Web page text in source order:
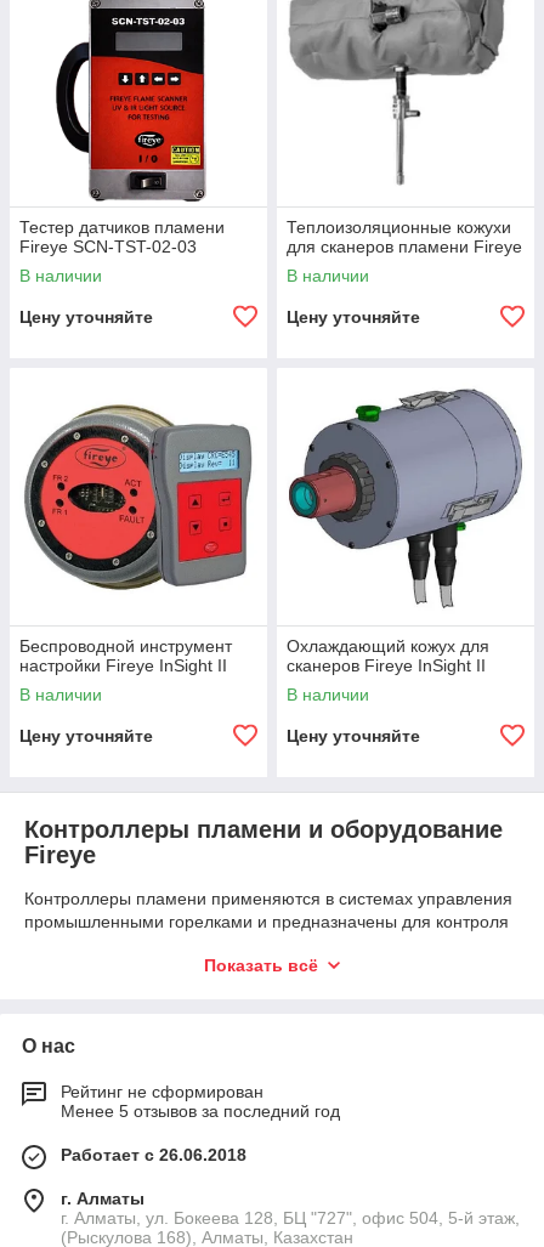
Тестер датчиков пламени
Fireye SCN-TST-02-03
В наличии
Цену уточняйте
Теплоизоляционные кожухи
для сканеров пламени Fireye
В наличии
Цену уточняйте
Беспроводной инструмент
настройки Fireye InSight II
В наличии
Цену уточняйте
Охлаждающий кожух для
сканеров Fireye InSight II
В наличии
Цену уточняйте
Контроллеры пламени и оборудование
Fireye
Контроллеры пламени применяются в системах управления
промышленными горелками и предназначены для контроля
котельных, производственных предприятиях,
стабильность факела.
усилители сигнала, монтажные панели и вспомогательное
оборудование Fireye для систем контроля горения. В
обслуживания и модернизации горелочного оборудования.
Поставка осуществляется по Алматы и другим городам
Казахстана.
Контроллеры Fireye для систем управления
Показать всё
О нас
Рейтинг не сформирован
Менее 5 отзывов за последний год
Работает с 26.06.2018
г. Алматы
г. Алматы, ул. Бокеева 128, БЦ "727", офис 504, 5-й этаж,
(Рыскулова 168), Алматы, Казахстан